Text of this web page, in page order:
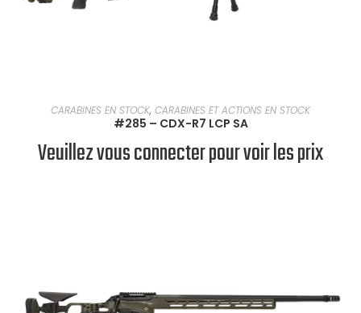
EN SAVOIR PLUS
CARABINES EN STOCK, CARABINES ET ACTIONS EN STOCK
#285 – CDX-R7 LCP SA
Veuillez vous connecter pour voir les prix